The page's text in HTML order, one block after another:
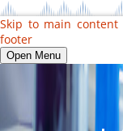
Skip to main content
footer
Open Menu